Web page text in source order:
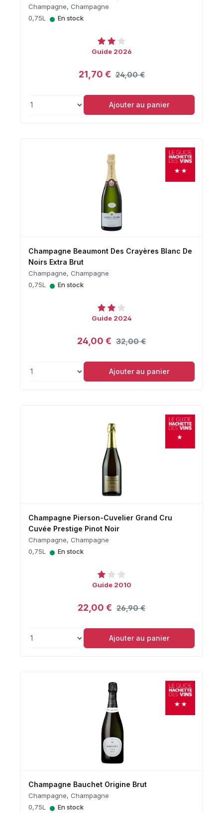
Champagne, Champagne
0,75L
• En stock
Guide 2026
21,70 € 24,00 €
Ajouter au panier
Champagne Beaumont Des Crayères Blanc De
Noirs Extra Brut
Champagne, Champagne
0,75L
• En stock
Guide 2024
24,00 € 32,00 €
Ajouter au panier
Champagne Pierson-Cuvelier Grand Cru
Cuvée Prestige Pinot Noir
Champagne, Champagne
0,75L
• En stock
Guide 2010
22,00 € 26,90 €
Ajouter au panier
Champagne Bauchet Origine Brut
Champagne, Champagne
0,75L
• En stock